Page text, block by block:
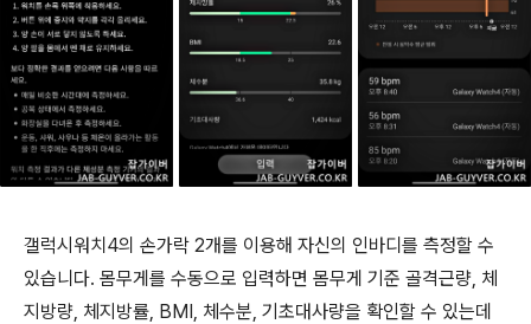
갤럭시워치4의 손가락 2개를 이용해 자신의 인바디를 측정할 수
있습니다. 몸무게를 수동으로 입력하면 몸무게 기준 골격근량, 체
지방량, 체지방률, BMI, 체수분, 기초대사량을 확인할 수 있는데